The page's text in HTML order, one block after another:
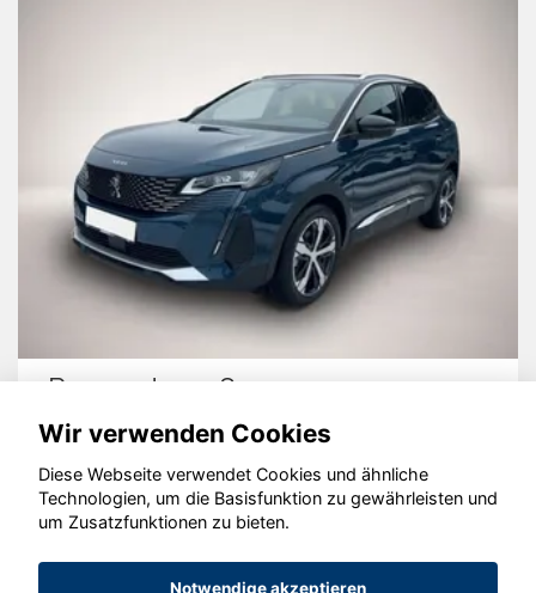
Skoda Karoq
© konjunkturmotor.de GmbH 2020 - 2026
Wir verwenden Cookies
Diese Webseite verwendet Cookies und ähnliche
Technologien, um die Basisfunktion zu gewährleisten und
um Zusatzfunktionen zu bieten.
Notwendige akzeptieren